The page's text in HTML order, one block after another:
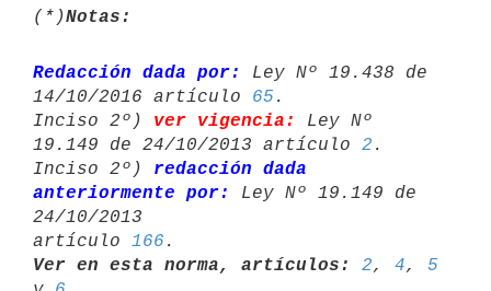
(*)Notas:
Redacción dada por:
Ley Nº 19.438 de
14/10/2016 artículo 65 .
Inciso 2º) ver vigencia:
Ley Nº
19.149 de 24/10/2013 artículo 2 .
Inciso 2º) redacción dada
anteriormente por:
Ley Nº 19.149 de
24/10/2013
artículo 166
Ver en esta norma, artículos:
2, 4, 5